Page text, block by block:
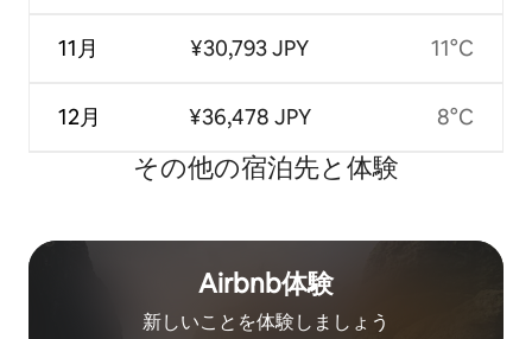
11月
12月
¥30,793 JPY
¥36,478 JPY
11°C
8°C
その他の宿⁠泊⁠先と体⁠験
Airbnb体験
新しいことを体験しましょう